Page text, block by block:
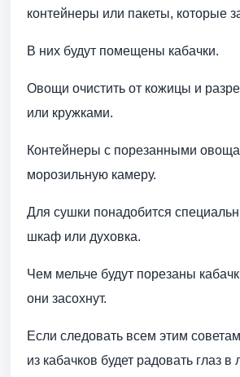
контейнеры или пакеты, которые
В них будут помещены кабачки.
Овощи очистить от кожицы и
или кружками.
Контейнеры с порезанными
морозильную камеру.
Для сушки понадобится
шкаф или духовка.
Чем мельче будут порезаны
они засохнут.
Если следовать всем этим
из кабачков будет радовать глаз